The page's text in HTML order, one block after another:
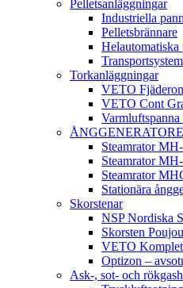
Pelletsanläggningar
Industriella
Pelletsbrännare
Helautomatiska
Torkanläggningar
VETO
VETO Cont
Steamrator
Steamrator
Steamrator
Stationära
Skorstenar
NSP Nordiska
Skorsten
VETO
Optizon –
Ask-, sot- och